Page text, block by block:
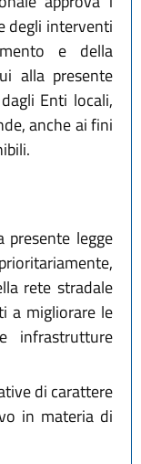
degli interventi
e della
alla presente
Enti locali,
anche ai fini
presente legge
rete stradale
a migliorare le
infrastrutture
di carattere
in materia di